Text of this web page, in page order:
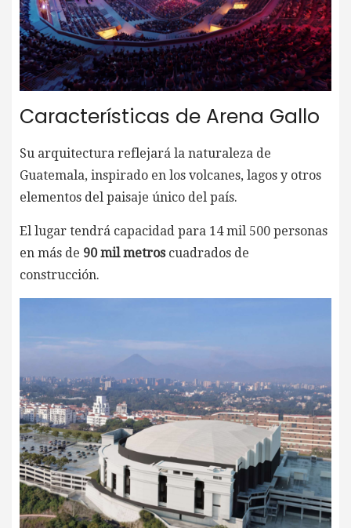
Características de Arena Gallo
Su arquitectura reflejará la naturaleza de
Guatemala, inspirado en los volcanes, lagos y otros
elementos del paisaje único del país.
El lugar tendrá capacidad para 14 mil 500 personas
en más de 90 mil metroscuadrados de
construcción.